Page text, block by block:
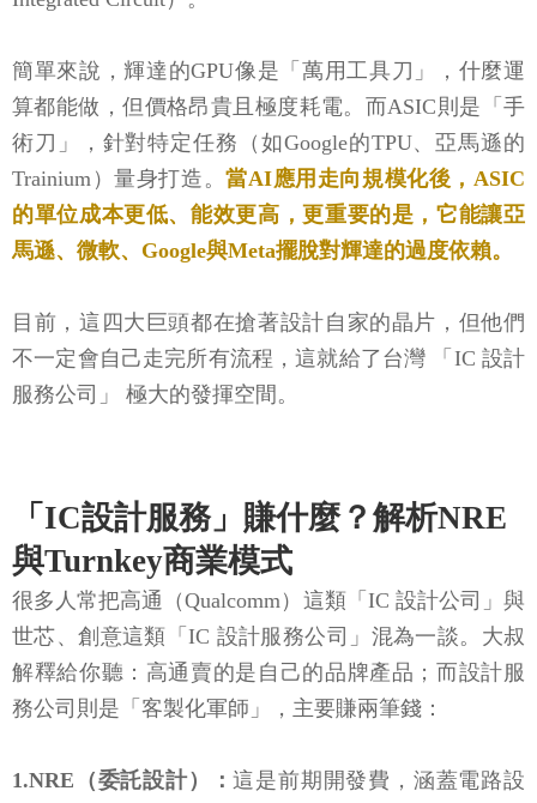
簡單來說，輝達的GPU像是「萬用工具刀」，什麼運
算都能做，但價格昂貴且極度耗電。而ASIC則是「手
術刀」，針對特定任務（如Google的TPU、亞馬遜的
Trainium）量身打造。當AI應用走向規模化後，ASIC
的單位成本更低、能效更高，更重要的是，它能讓亞
馬遜、微軟、Google與Meta擺脫對輝達的過度依賴。
目前，這四大巨頭都在搶著設計自家的晶片，但他們
不一定會自己走完所有流程，這就給了台灣 「IC 設計
服務公司」 極大的發揮空間。
「IC設計服務」賺什麼？解析NRE
與Turnkey商業模式
很多人常把高通（Qualcomm）這類「IC 設計公司」與
世芯、創意這類「IC 設計服務公司」混為一談。大叔
解釋給你聽：高通賣的是自己的品牌產品；而設計服
務公司則是「客製化軍師」，主要賺兩筆錢：
1.NRE（委託設計）：這是前期開發費，涵蓋電路設